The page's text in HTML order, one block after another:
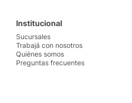
Institucional
Sucursales
Trabajá con nosotros
Quiénes somos
Preguntas frecuentes